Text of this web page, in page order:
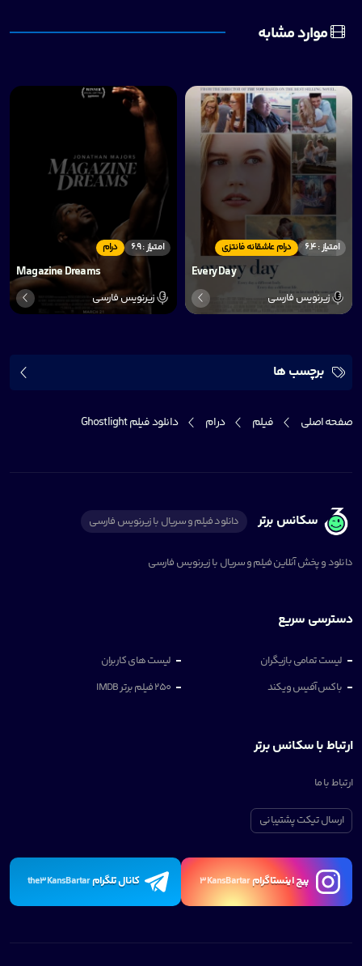
موارد مشابه
درام عاشقانه فانتزی امتیاز : 6.4
Every Day
زیرنویس فارسی
درام امتیاز : 6.9
Magazine Dreams
زیرنویس فارسی
برچسب ها
صفحه اصلی فیلم درام دانلود فیلم Ghostlight
سکانس برتر دانلود فیلم و سریال با زیرنویس فارسی
دانلود و پخش آنلاین فیلم و سریال با زیرنویس فارسی
دسترسی سریع
لیست تمامی بازیگران
لیست های کاربران
باکس آفیس ویکند
250 فیلم برتر IMDB
ارتباط با سکانس برتر
ارتباط با ما
ارسال تیکت پشتیبانی
پیچ اینستاگرام3KansBartar کانال تلگرامthe3KansBartar